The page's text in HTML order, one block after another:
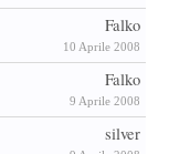
Falko
10 Aprile 2008
Falko
9 Aprile 2008
silver